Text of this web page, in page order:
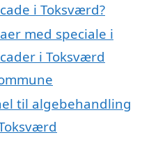
i Toksværd?
med speciale i
i Toksværd
til algebehandling